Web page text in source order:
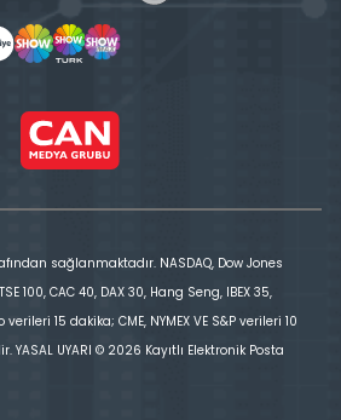
sağlanmaktadır. NASDAQ, Dow Jones
100, CAC 40, DAX 30, Hang Seng, IBEX 35,
verileri 15 dakika; CME, NYMEX VE S&P verileri 10
UYARI © 2026 Kayıtlı Elektronik Posta